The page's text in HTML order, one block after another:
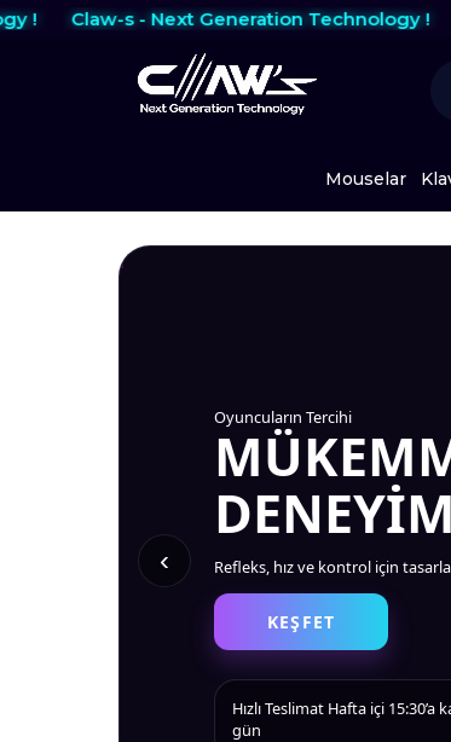
Technology !
Mouselar
Oyuncuların Tercihi
Refleks, hız ve kontrol için
KEŞFET
Hızlı Teslimat Hafta içi 15:30’a
gün
En Çok Satanlar
En çok tercih edilen ekipmanlar
KEŞFET
Hızlı Teslimat Aynı gün
‹